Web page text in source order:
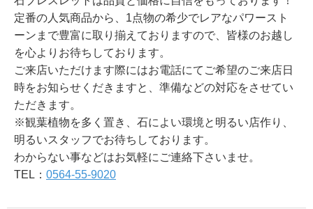
定番の人気商品から、1点物の希少でレアなパワースト
ーンまで豊富に取り揃えておりますので、皆様のお越し
を心よりお待ちしております。
ご来店いただけます際にはお電話にてご希望のご来店日
時をお知らせくだきますと、準備などの対応をさせてい
ただきます。
※観葉植物を多く置き、石によい環境と明るい店作り、
明るいスタッフでお待ちしております。
わからない事などはお気軽にご連絡下さいませ。
TEL： 0564-55-9020